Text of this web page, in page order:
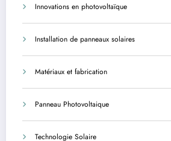
Innovations en photovoltaïque
Installation de panneaux solaires
Matériaux et fabrication
Panneau Photovoltaique
Technologie Solaire